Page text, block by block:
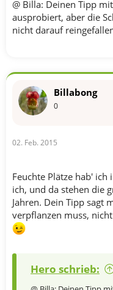
@ Billa: Deinen Tipp
ausprobiert, aber die
nicht darauf
Billabong
0
02. Feb. 2015
Feuchte Plätze hab'
ich, und da stehen die
Jahren. Dein Tipp sagt
verpflanzen muss,
Hero schrieb: